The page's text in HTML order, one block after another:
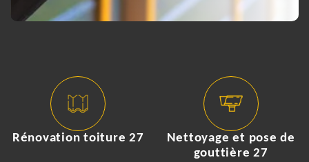
Rénovation toiture 27
Nettoyage et pose de
gouttière 27